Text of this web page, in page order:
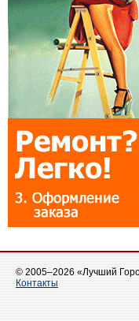
© 2005–2026 «Лучший
Контакты